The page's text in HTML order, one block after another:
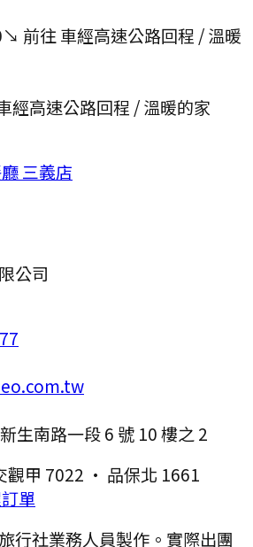
↘ 前往 車經高速公路回程 / 溫暖
經高速公路回程 / 溫暖的家
三義店
公司
生南路一段 6 號 10 樓之 2
觀甲 7022 · 品保北 1661
單
行社業務人員製作。實際出團